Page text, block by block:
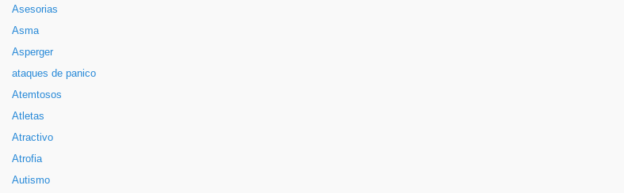
Asesorias
Asma
Asperger
ataques de panico
Atemtosos
Atletas
Atractivo
Atrofia
Autismo